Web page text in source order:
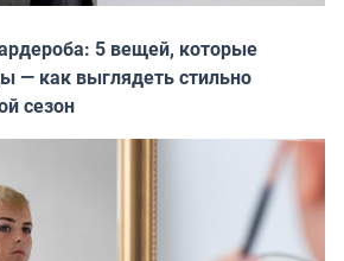
5 вещей, которые
— как выглядеть стильно
сезон